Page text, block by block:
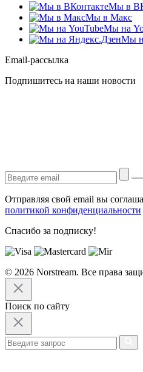
Мы в
Мы в Макс
Мы на
Мы
Email-рассылка
Подпишитесь на наши новости
Отправляя свой email вы
политикой конфиденциальности
Спасибо за подписку!
© 2026 Norstream. Все права
Поиск по сайту